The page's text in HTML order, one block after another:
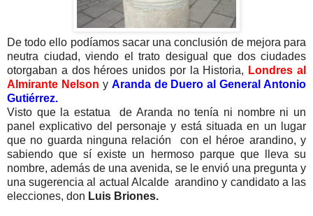
De todo ello podíamos sacar una conclusión de mejora para
neutra ciudad, viendo el trato desigual que dos ciudades
otorgaban a dos héroes unidos por la Historia, Londres al
Almirante Nelson y Aranda de Duero al General Antonio
Gutiérrez.
Visto que la estatua de Aranda no tenía ni nombre ni un
panel explicativo del personaje y está situada en un lugar
que no guarda ninguna relación con el héroe arandino, y
sabiendo que sí existe un hermoso parque que lleva su
nombre, además de una avenida, se le envió una pregunta y
una sugerencia al actual Alcalde arandino y candidato a las
elecciones, don Luis Briones.